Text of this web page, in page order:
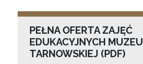
PEŁNA OFERTA ZAJĘĆ
EDUKACYJNYCH
TARNOWSKIEJ (PDF)